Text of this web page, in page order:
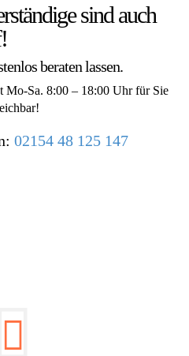
sind auch
beraten lassen.
Mo-Sa. 8:00 – 18:00 Uhr für Sie
02154 48 125 147